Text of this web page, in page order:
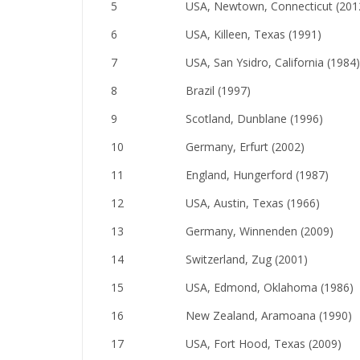
5
USA, Newtown, Connecticut
6
USA, Killeen, Texas (1991)
7
USA, San Ysidro, California (1984)
8
Brazil (1997)
9
Scotland, Dunblane (1996)
10
Germany, Erfurt (2002)
11
England, Hungerford (1987)
12
USA, Austin, Texas (1966)
13
Germany, Winnenden (2009)
14
Switzerland, Zug (2001)
15
USA, Edmond, Oklahoma (1986)
16
New Zealand, Aramoana (1990)
17
USA, Fort Hood, Texas (2009)